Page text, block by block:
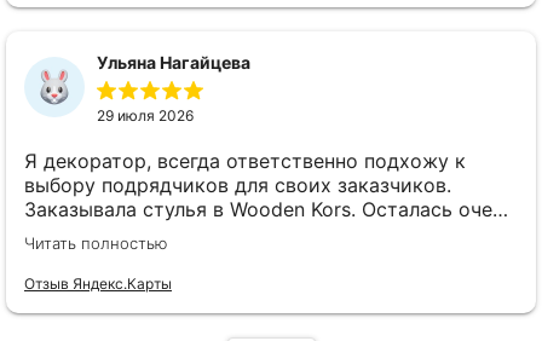
Ульяна Нагайцева
29 июля 2026
Я декоратор, всегда ответственно подхожу к
выбору подрядчиков для своих заказчиков.
Заказывала стулья в Wooden Kors. Осталась очень
довольна качеством, скоростью исполнения,
доставкой! А особенно
клиентоориентированностью менеджеров. Все
Читать полностью
Отзыв Яндекс.Карты